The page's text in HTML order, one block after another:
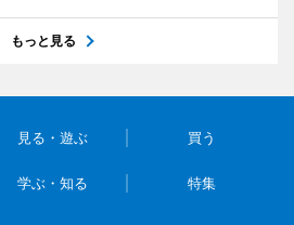
もっと見る
見る・遊ぶ 買う
学ぶ・知る 特集